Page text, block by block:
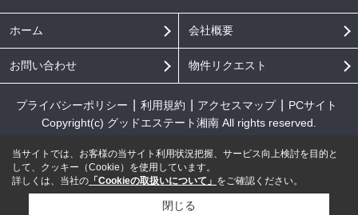
ホーム 会社概要
お問い合わせ 物件リクエスト
プライバシーポリシー 利用規約 アクセスマップ
PCサイト
Copyright(c) グッドエステート湘南 All rights reserved.
当サイトでは、お客様の当サイト利用状況把握、サービス向上検討を目的と
して、クッキー（Cookie）を使用しています。
詳しくは、当社の 「Cookieの取扱いについて」 をご確認ください。
閉じる